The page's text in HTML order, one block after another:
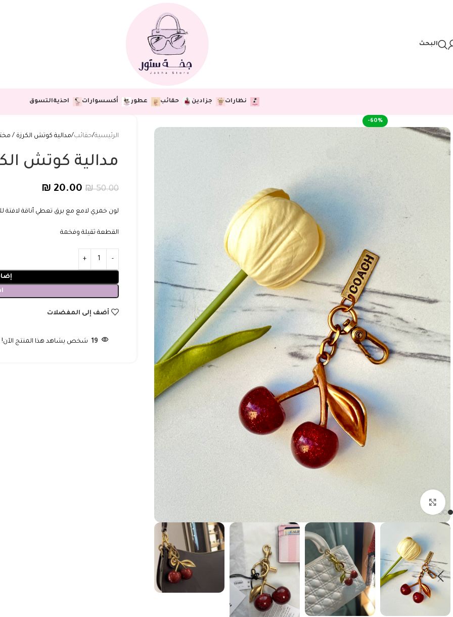
البحث
نظارات جزادين حقائب عطور أكسسوارات احذيةالتسوق
-60%
الرئيسية حقائب مدالية كوتش الكرزة /
مدالية كوتش
₪50.00
₪ 20.00
لون خمري لامع مع برق تعطي أناقة لافتة
القطعة ثقيلة وفخمة
أضف إلى المفضلات
19 شخص يشاهد هذا المنتج الآن!